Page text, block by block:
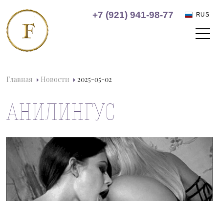
+7 (921) 941-98-77 RUS
Главная Новости 2025-05-02
АНИЛИНГУС